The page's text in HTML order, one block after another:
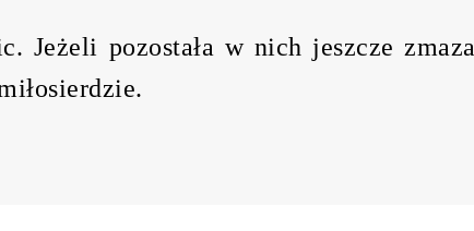
Jeżeli pozostała w nich jeszcze zmaza